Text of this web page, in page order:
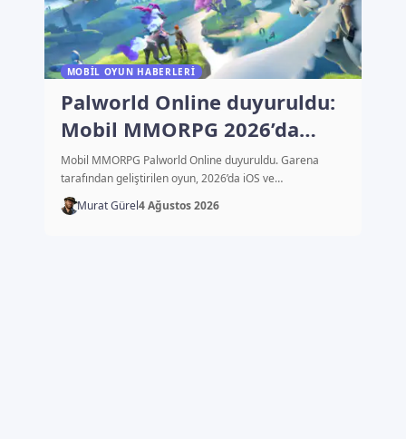
MOBIL OYUN HABERLERI
Palworld Online duyuruldu:
Mobil MMORPG 2026’da
çıkacak
Mobil MMORPG Palworld Online duyuruldu. Garena
tarafından geliştirilen oyun, 2026’da iOS ve…
Murat Gürel4 Ağustos 2026